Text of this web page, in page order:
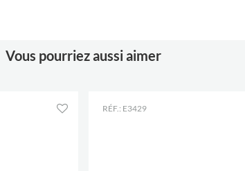
Vous pourriez aussi aimer
RÉF.: E3429